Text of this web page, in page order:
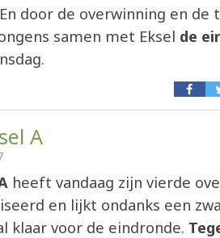
door de overwinning en de
samen met Eksel de
A
heeft vandaag zijn vierde
en lijkt ondanks een
klaar voor de eindronde.